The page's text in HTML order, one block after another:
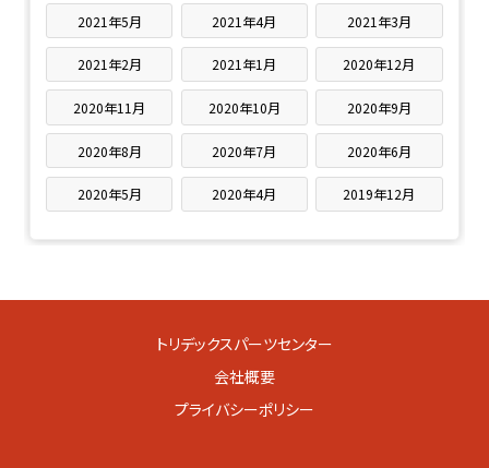
2021年5月 2021年4月 2021年3月
2021年2月 2021年1月 2020年12月
2020年11月 2020年10月 2020年9月
2020年8月 2020年7月 2020年6月
2020年5月 2020年4月 2019年12月
トリデックスパーツセンター
会社概要
プライバシーポリシー